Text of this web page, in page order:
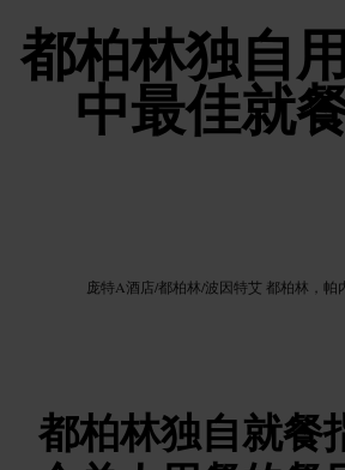
都柏林独自
中最佳就
庞特A酒店/都柏林/波因特艾 都柏林，帕
都柏林独自就餐